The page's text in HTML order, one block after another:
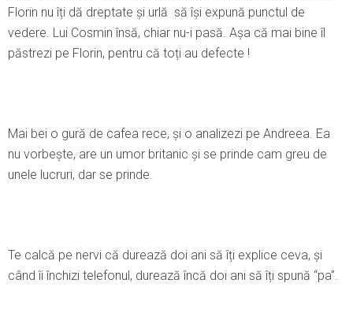
Florin nu îți dă dreptate și urlă să își expună punctul de
vedere. Lui Cosmin însă, chiar nu-i pasă. Așa că mai bine îl
păstrezi pe Florin, pentru că toți au defecte !
Mai bei o gură de cafea rece, și o analizezi pe Andreea. Ea
nu vorbește, are un umor britanic și se prinde cam greu de
unele lucruri, dar se prinde.
Te calcă pe nervi că durează doi ani să îți explice ceva, și
când îi închizi telefonul, durează încă doi ani să îți spună “pa”.